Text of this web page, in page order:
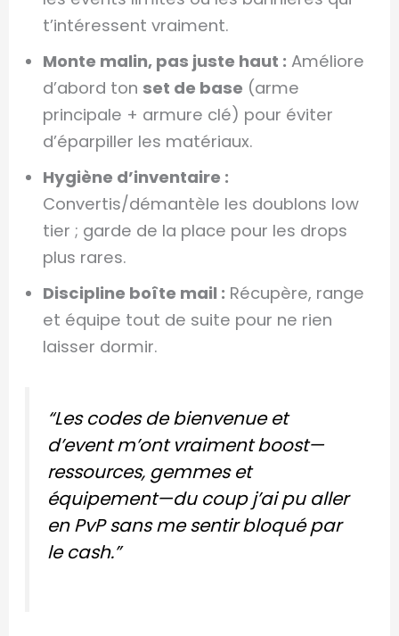
t’intéressent vraiment.
Monte malin, pas juste haut : Améliore
d’abord ton set de base (arme
principale + armure clé) pour éviter
d’éparpiller les matériaux.
Hygiène d’inventaire :
Convertis/démantèle les doublons low
tier ; garde de la place pour les drops
plus rares.
Discipline boîte mail : Récupère, range
et équipe tout de suite pour ne rien
laisser dormir.
“Les codes de bienvenue et
d’event m’ont vraiment boost—
ressources, gemmes et
équipement—du coup j’ai pu aller
en PvP sans me sentir bloqué par
le cash.”